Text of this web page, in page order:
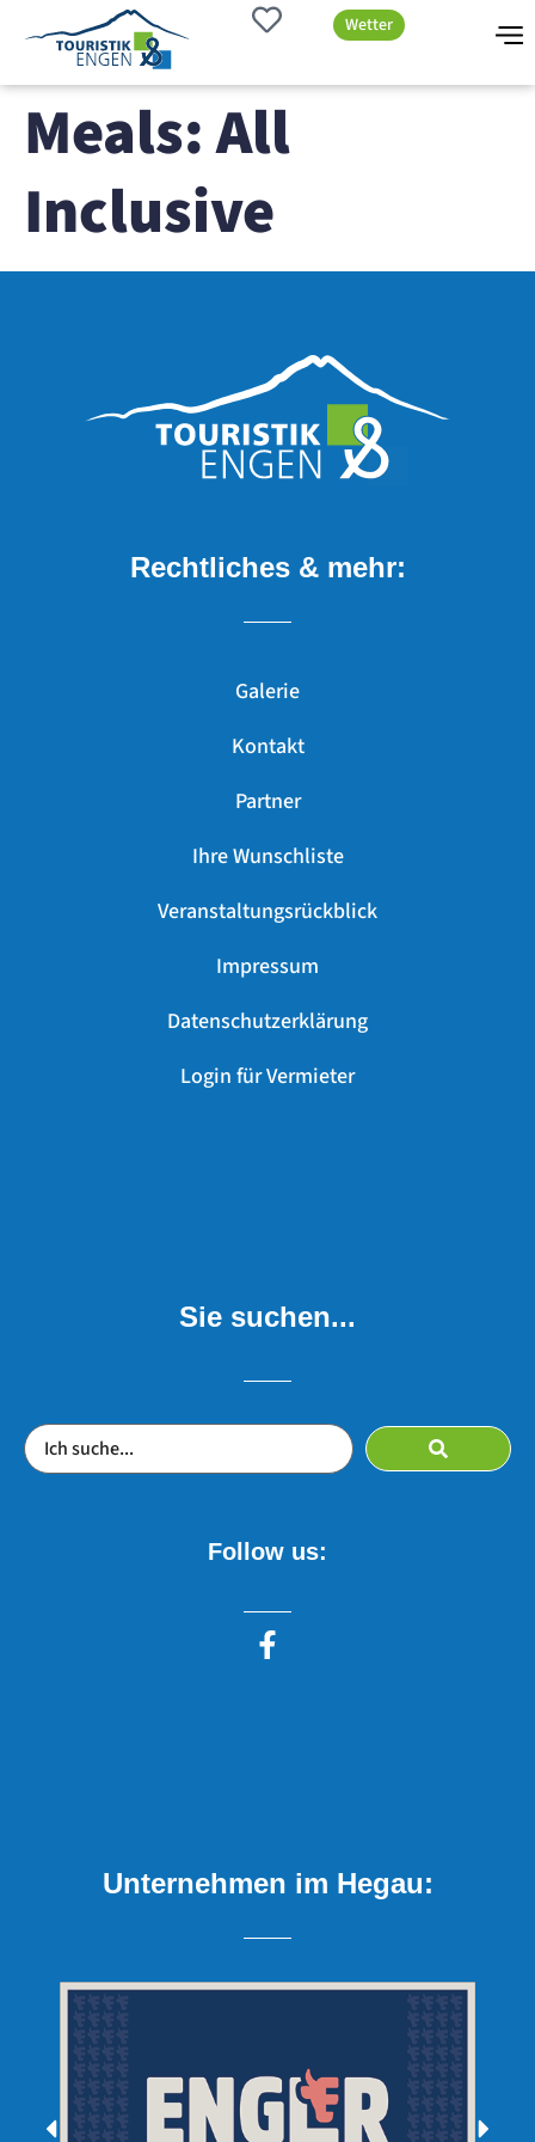
Wetter
Meals:All
Inclusive
Rechtliches & mehr:
Galerie
Kontakt
Partner
Ihre Wunschliste
Veranstaltungsrückblick
Impressum
Datenschutzerklärung
Login für Vermieter
Sie suchen...
Follow us:
Unternehmen im Hegau: